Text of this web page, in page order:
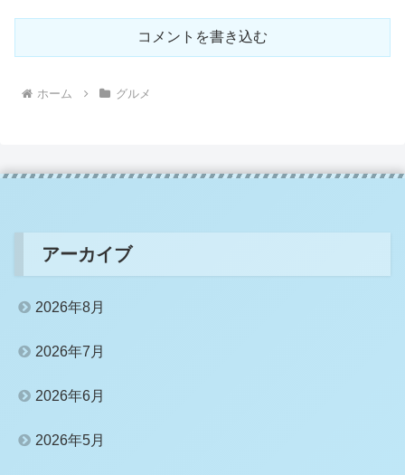
コメントを書き込む
ホーム グルメ
アーカイブ
2026年8月
2026年7月
2026年6月
2026年5月